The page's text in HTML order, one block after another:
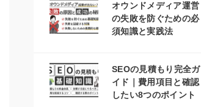
オウンドメディア運営
の失敗を防ぐための必
須知識と実践法
SEOの見積もり完全ガ
イド｜費用項目と確認
したい8つのポイント